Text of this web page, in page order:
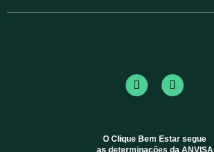
O Clique Bem Estar segue